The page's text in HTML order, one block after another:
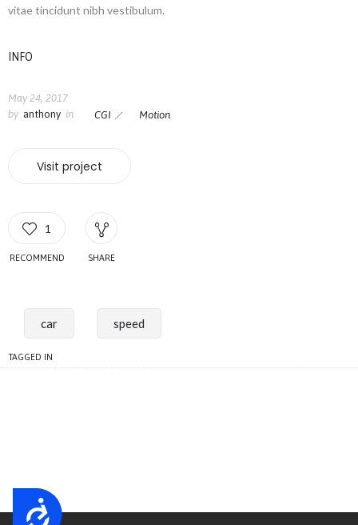
Accessibility
vitae tincidunt nibh vestibulum.
INFO
May 24, 2017
by anthony in CGI Motion
Visit project
1
RECOMMEND SHARE
car speed
TAGGED IN